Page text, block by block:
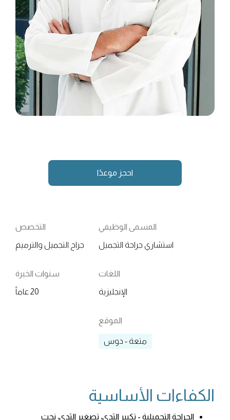
احجز موعدًا
المسمى الوظيفي
استشاري جراحة التجميل
التخصص
جراح التجميل والترميم
اللغات
الإنجليزية
سنوات الخبرة
20 عاماً
الموقع
متعة - دوس
الكفاءات الأساسية
الجراحة التجميلية - تكبير الثدي، تصغير الثدي، نحت